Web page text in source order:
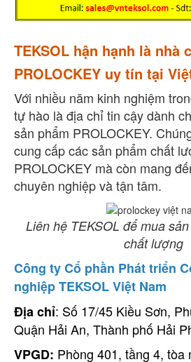
TEKSOL hận hạnh là nhà
PROLOCKEY uy tín tại
Với nhiều năm kinh nghiệm
tự hào là địa chỉ tin cậy dành
sản phẩm PROLOCKEY.
cung cấp các sản phẩm chất
PROLOCKEY mà còn mang
chuyên nghiệp và tận tâm.
Liên hệ TEKSOL để mua
chất lượng
Công ty Cổ phần Phát triển
nghiệp TEKSOL Việt Nam
Địa chỉ: Số 17/45 Kiều Sơn,
Quận Hải An, Thành phố Hải
VPGD: Phòng 401, tầng 4, tòa